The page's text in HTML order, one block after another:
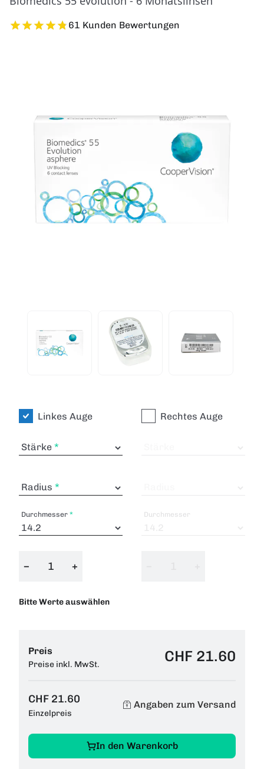
61 Kunden Bewertungen
Linkes Auge
Stärke
Radius
Durchmesser
− +
Bitte Werte auswählen
Rechtes Auge
Durchmesser
Preis
Preise inkl. MwSt. CHF 21.60
CHF 21.60
Einzelpreis
Angaben zum Versand
In den Warenkorb